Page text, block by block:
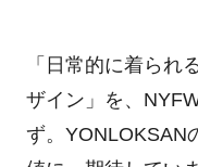
「日常的に着られ
ザイン」を、
ず。YONLOKSAN